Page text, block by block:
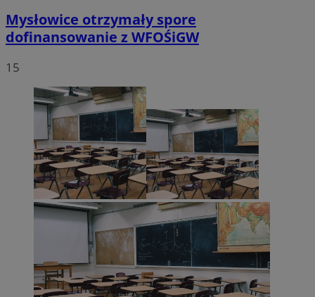
Mysłowice otrzymały spore
dofinansowanie z WFOŚiGW
15